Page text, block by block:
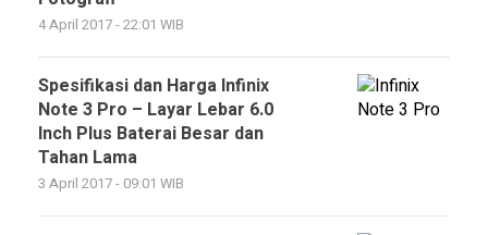
4 April 2017 - 22:01 WIB
Spesifikasi dan Harga Infinix
Note 3 Pro – Layar Lebar 6.0
Inch Plus Baterai Besar dan
Tahan Lama
3 April 2017 - 09:01 WIB